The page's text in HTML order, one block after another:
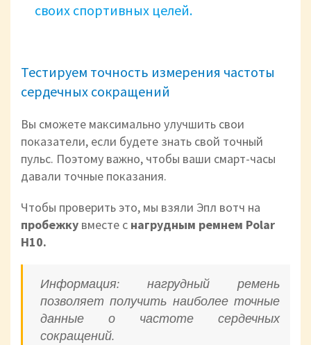
своих спортивных целей.
Тестируем точность измерения частоты
сердечных сокращений
Вы сможете максимально улучшить свои
показатели, если будете знать свой точный
пульс. Поэтому важно, чтобы ваши смарт-часы
давали точные показания.
Чтобы проверить это, мы взяли Эпл вотч на
пробежку вместе с нагрудным ремнем Polar
H10.
Информация: нагрудный ремень
позволяет получить наиболее точные
данные о частоте сердечных
сокращений.